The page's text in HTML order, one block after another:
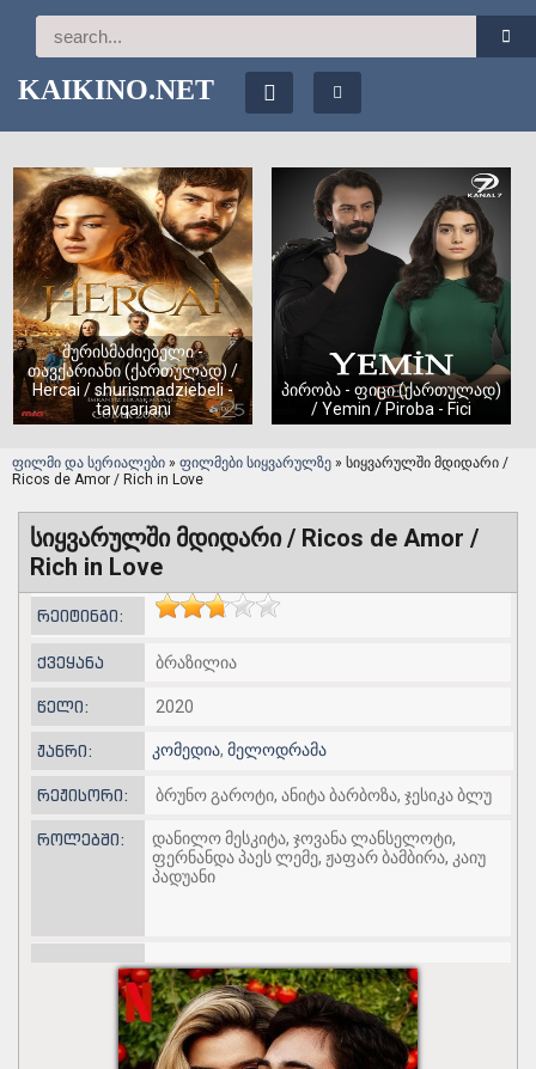
KAIKINO.NET
შურისმაძიებელი -
თავქარიანი (ქართულად) /
Hercai / shurismadziebeli -
tavqariani
პირობა - ფიცი (ქართულად)
/ Yemin / Piroba - Fici
ფილმი და სერიალები » ფილმები სიყვარულზე » სიყვარულში მდიდარი /
Ricos de Amor / Rich in Love
სიყვარულში მდიდარი / Ricos de Amor /
Rich in Love
რეიტინგი:
ქვეყანა ბრაზილია
წელი: 2020
ჟანრი: კომედია, მელოდრამა
რეჟისორი: ბრუნო გაროტი, ანიტა ბარბოზა, ჯესიკა ბლუ
როლებში:
დანილო მესკიტა, ჯოვანა ლანსელოტი,
ფერნანდა პაეს ლემე, ჟაფარ ბამბირა, კაიუ
პადუანი